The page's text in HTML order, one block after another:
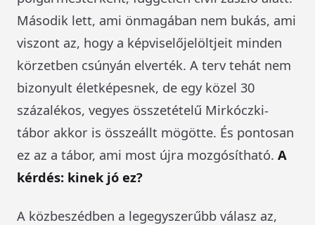
Második lett, ami önmagában nem bukás, ami
viszont az, hogy a képviselőjelöltjeit minden
körzetben csúnyán elverték. A terv tehát nem
bizonyult életképesnek, de egy közel 30
százalékos, vegyes összetételű Mirkóczki-
tábor akkor is összeállt mögötte. És pontosan
ez az a tábor, ami most újra mozgósítható. A
kérdés: kinek jó ez?
A közbeszédben a legegyszerűbb válasz az,